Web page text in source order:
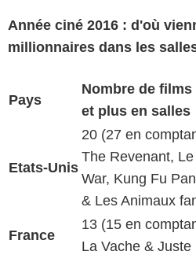
Année ciné 2016 : d'où
millionnaires dans les
Pays
Nombre de
et plus en salles
Etats-Unis
20 (27 en
The Revenant,
War, Kung Fu
& Les Animaux
France
13 (15 en
La Vache &